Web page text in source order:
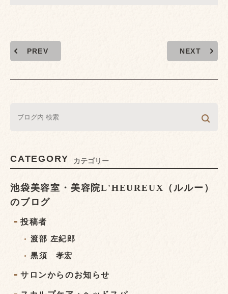
PREV NEXT
CATEGORY カテゴリー
池袋美容室・美容院L'HEUREUX（ルルー）
のブログ
投稿者
渡部 左紀郎
黒須 孝宏
サロンからのお知らせ